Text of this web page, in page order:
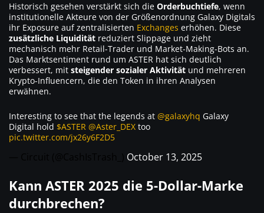
Historisch gesehen verstärkt sich die Orderbuchtiefe, wenn
institutionelle Akteure von der Größenordnung Galaxy Digitals
ihr Exposure auf zentralisierten Exchanges erhöhen. Diese
zusätzliche Liquidität reduziert Slippage und zieht
mechanisch mehr Retail-Trader und Market-Making-Bots an.
Das Marktsentiment rund um ASTER hat sich deutlich
verbessert, mit steigender sozialer Aktivität und mehreren
Krypto-Influencern, die den Token in ihren Analysen
erwähnen.
Interesting to see that the legends at @galaxyhq Galaxy
Digital hold $ASTER @Aster_DEX too
pic.twitter.com/jx26y6F2D5
October 13, 2025
Kann ASTER 2025 die 5-Dollar-Marke
durchbrechen?